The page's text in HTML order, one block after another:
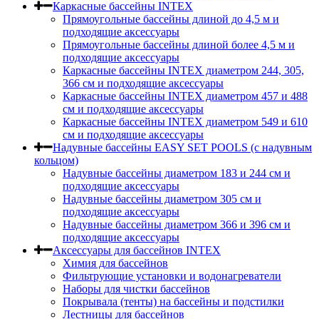
Каркасные бассейны INTEX
Прямоугольные бассейны длиной до 4,5 м и
подходящие аксессуары
Прямоугольные бассейны длиной более 4,5 м и
подходящие аксессуары
Каркасные бассейны INTEX диаметром 244, 305,
366 см и подходящие аксессуары
Каркасные бассейны INTEX диаметром 457 и 488
cм и подходящие аксессуары
Каркасные бассейны INTEX диаметром 549 и 610
см и подходящие аксессуары
Надувные бассейны EASY SET POOLS (с надувным
кольцом)
Надувные бассейны диаметром 183 и 244 см и
подходящие аксессуары
Надувные бассейны диаметром 305 см и
подходящие аксессуары
Надувные бассейны диаметром 366 и 396 см и
подходящие аксессуары
Аксессуары для бассейнов INTEX
Химия для бассейнов
Фильтрующие установки и водонагреватели
Наборы для чистки бассейнов
Покрывала (тенты) на бассейны и подстилки
Лестницы для бассейнов